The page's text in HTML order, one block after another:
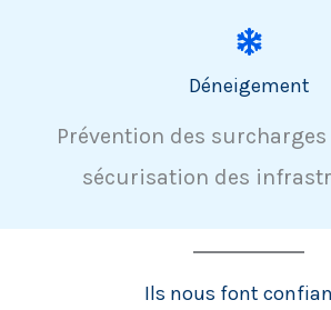
Déneigement
Prévention des
sécurisation des
Ils nous font